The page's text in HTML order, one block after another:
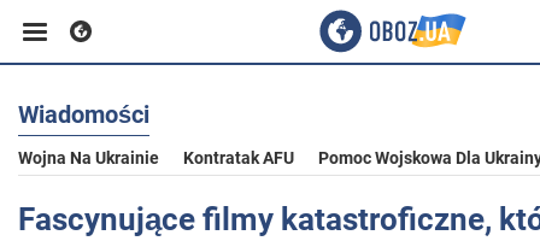
Biznes
Sport
Wiadomości
Wojna Na Ukrainie Kontratak AFU Pomoc Wojskowa Dla
Fascynujące filmy katastroficzne,